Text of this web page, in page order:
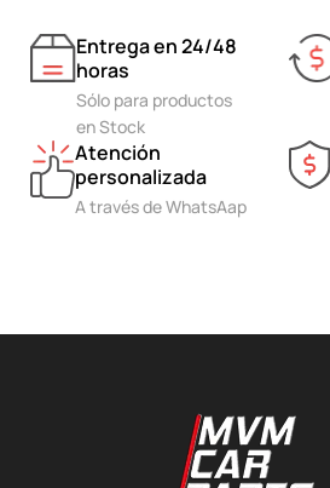
Entrega en 24/48
horas
Sólo para productos
en Stock
Atención
personalizada
A través de WhatsAap